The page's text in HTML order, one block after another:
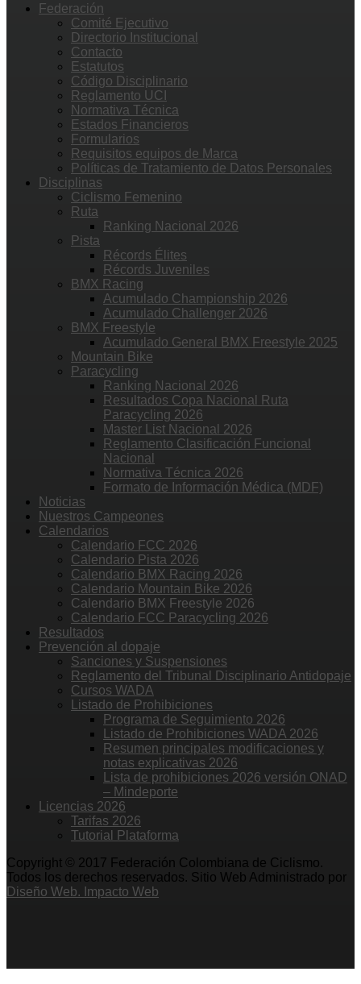
Federación
Comité Ejecutivo
Directorio Institucional
Contacto
Estatutos
Código Disciplinario
Reglamento UCI
Normativa Técnica
Estados Financieros
Formularios
Requisitos equipos de Marca
Políticas de Tratamiento de Datos Personales
Disciplinas
Ciclismo Femenino
Ruta
Ranking Nacional 2026
Pista
Récords Élites
Récords Juveniles
BMX Racing
Acumulado Championship 2026
Acumulado Challenger 2026
BMX Freestyle
Acumulado General BMX Freestyle 2025
Mountain Bike
Paracycling
Ranking Nacional 2026
Resultados Copa Nacional Ruta
Paracycling 2026
Master List Nacional 2026
Reglamento Clasificación Funcional
Nacional
Normativa Técnica 2026
Formato de Información Médica (MDF)
Noticias
Nuestros Campeones
Calendarios
Calendario FCC 2026
Calendario Pista 2026
Calendario BMX Racing 2026
Calendario Mountain Bike 2026
Calendario BMX Freestyle 2026
Calendario FCC Paracycling 2026
Resultados
Prevención al dopaje
Sanciones y Suspensiones
Reglamento del Tribunal Disciplinario Antidopaje
Cursos WADA
Listado de Prohibiciones
Programa de Seguimiento 2026
Listado de Prohibiciones WADA 2026
Resumen principales modificaciones y
notas explicativas 2026
Lista de prohibiciones 2026 versión ONAD
– Mindeporte
Licencias 2026
Tarifas 2026
Tutorial Plataforma
Copyright © 2017 Federación Colombiana de Ciclismo.
Todos los derechos reservados. Sitio Web Administrado por
Diseño Web. Impacto Web